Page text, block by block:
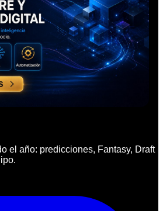
el año: predicciones, Fantasy, Draft